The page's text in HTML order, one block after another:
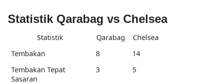
Statistik Qarabag vs Chelsea
Statistik Qarabag
Chelsea
Tembakan
8
14
Tembakan Tepat
Sasaran
3 5